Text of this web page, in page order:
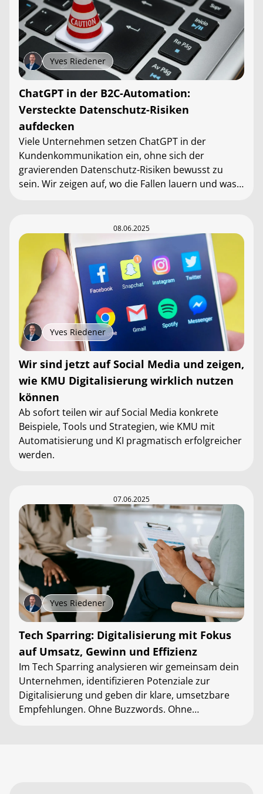
Yves Riedener
ChatGPT in der B2C-Automation:
Versteckte Datenschutz-Risiken
aufdecken
Viele Unternehmen setzen ChatGPT in der
Kundenkommunikation ein, ohne sich der
gravierenden Datenschutz-Risiken bewusst zu
sein. Wir zeigen auf, wo die Fallen lauern und was
08.06.2025
Yves Riedener
Wir sind jetzt auf Social Media und zeigen,
wie KMU Digitalisierung wirklich nutzen
können
Ab sofort teilen wir auf Social Media konkrete
Beispiele, Tools und Strategien, wie KMU mit
Automatisierung und KI pragmatisch erfolgreicher
werden.
07.06.2025
Yves Riedener
Tech Sparring: Digitalisierung mit Fokus
auf Umsatz, Gewinn und Effizienz
Im Tech Sparring analysieren wir gemeinsam dein
Unternehmen, identifizieren Potenziale zur
Digitalisierung und geben dir klare, umsetzbare
Empfehlungen. Ohne Buzzwords. Ohne